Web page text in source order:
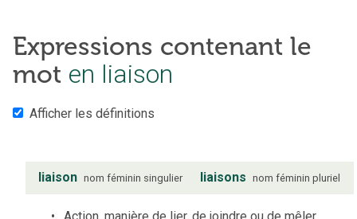
Expressions contenant le
mot en liaison
Afficher les définitions
liaison nom féminin singulier liaisons nom féminin pluriel